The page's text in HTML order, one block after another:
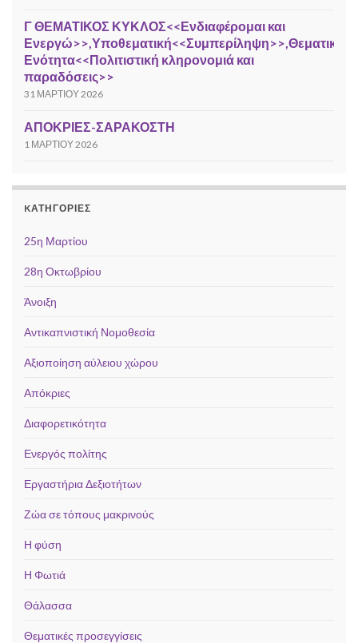
Γ ΘΕΜΑΤΙΚΟΣ ΚΥΚΛΟΣ<<Ενδιαφέρομαι και
Ενεργώ>>,Υποθεματική<<Συμπερίληψη>>,Θεματική
Ενότητα<<Πολιτιστική κληρονομιά και
παραδόσεις>>
31 ΜΑΡΤΊΟΥ 2026
ΑΠΟΚΡΙΕΣ-ΣΑΡΑΚΟΣΤΗ
1 ΜΑΡΤΊΟΥ 2026
KΑΤΗΓΟΡΊΕΣ
25η Μαρτίου
28η Οκτωβρίου
Άνοιξη
Αντικαπνιστική Νομοθεσία
Αξιοποίηση αύλειου χώρου
Απόκριες
Διαφορετικότητα
Ενεργός πολίτης
Εργαστήρια Δεξιοτήτων
Ζώα σε τόπους μακρινούς
Η φύση
Η Φωτιά
Θάλασσα
Θεματικές προσεγγίσεις